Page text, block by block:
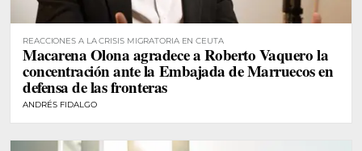
REACCIONES A LA CRISIS MIGRATORIA EN CEUTA
Macarena Olona agradece a Roberto Vaquero la
concentración ante la Embajada de Marruecos en
defensa de las fronteras
ANDRÉS FIDALGO